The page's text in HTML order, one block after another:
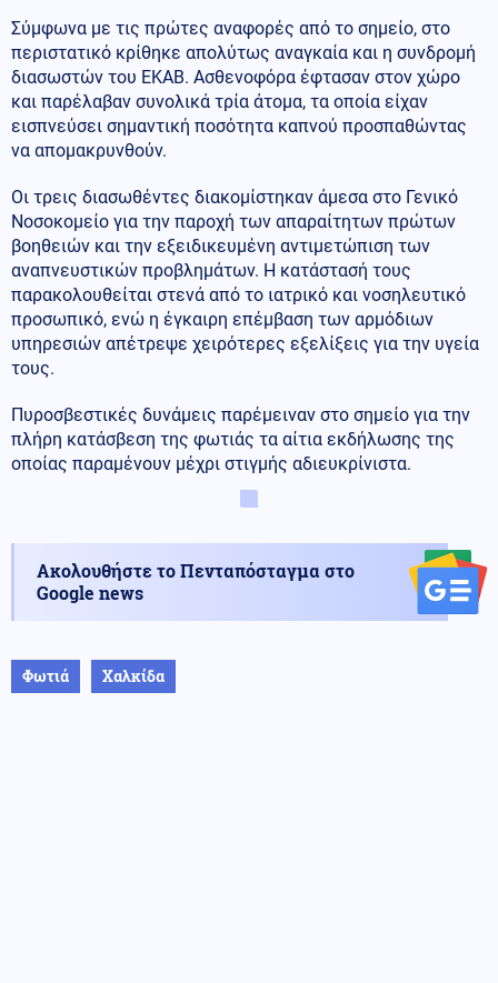
Σύμφωνα με τις πρώτες αναφορές από το σημείο, στο
περιστατικό κρίθηκε απολύτως αναγκαία και η συνδρομή
διασωστών του ΕΚΑΒ. Ασθενοφόρα έφτασαν στον χώρο
και παρέλαβαν συνολικά τρία άτομα, τα οποία είχαν
εισπνεύσει σημαντική ποσότητα καπνού προσπαθώντας
να απομακρυνθούν.
Οι τρεις διασωθέντες διακομίστηκαν άμεσα στο Γενικό
Νοσοκομείο για την παροχή των απαραίτητων πρώτων
βοηθειών και την εξειδικευμένη αντιμετώπιση των
αναπνευστικών προβλημάτων. Η κατάστασή τους
παρακολουθείται στενά από το ιατρικό και νοσηλευτικό
προσωπικό, ενώ η έγκαιρη επέμβαση των αρμόδιων
υπηρεσιών απέτρεψε χειρότερες εξελίξεις για την υγεία
τους.
Πυροσβεστικές δυνάμεις παρέμειναν στο σημείο για την
πλήρη κατάσβεση της φωτιάς τα αίτια εκδήλωσης της
οποίας παραμένουν μέχρι στιγμής αδιευκρίνιστα.
Ακολουθήστε το Πενταπόσταγμα στο
Google news
Φωτιά Χαλκίδα